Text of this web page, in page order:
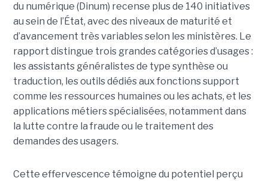
du numérique (Dinum) recense plus de 140 initiatives
au sein de l’État, avec des niveaux de maturité et
d’avancement très variables selon les ministères. Le
rapport distingue trois grandes catégories d’usages :
les assistants généralistes de type synthèse ou
traduction, les outils dédiés aux fonctions support
comme les ressources humaines ou les achats, et les
applications métiers spécialisées, notamment dans
la lutte contre la fraude ou le traitement des
demandes des usagers.
Cette effervescence témoigne du potentiel perçu